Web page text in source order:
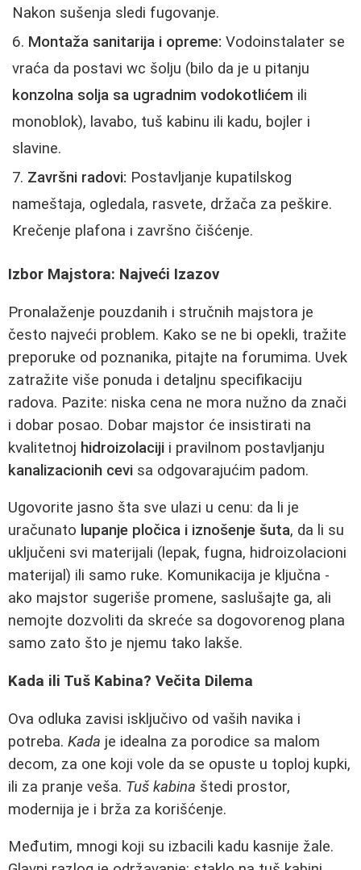
Nakon sušenja sledi fugovanje.
Montaža sanitarija i opreme: Vodoinstalater se
vraća da postavi wc šolju (bilo da je u pitanju
konzolna solja sa ugradnim vodokotlićem ili
monoblok), lavabo, tuš kabinu ili kadu, bojler i
slavine.
Završni radovi: Postavljanje kupatilskog
nameštaja, ogledala, rasvete, držača za peškire.
Krečenje plafona i završno čišćenje.
Izbor Majstora: Najveći Izazov
Pronalaženje pouzdanih i stručnih majstora je
često najveći problem. Kako se ne bi opekli, tražite
preporuke od poznanika, pitajte na forumima. Uvek
zatražite više ponuda i detaljnu specifikaciju
radova. Pazite: niska cena ne mora nužno da znači
i dobar posao. Dobar majstor će insistirati na
kvalitetnoj hidroizolaciji i pravilnom postavljanju
kanalizacionih cevi sa odgovarajućim padom.
Ugovorite jasno šta sve ulazi u cenu: da li je
uračunato lupanje pločica i iznošenje šuta, da li su
uključeni svi materijali (lepak, fugna, hidroizolacioni
materijal) ili samo ruke. Komunikacija je ključna -
ako majstor sugeriše promene, saslušajte ga, ali
nemojte dozvoliti da skreće sa dogovorenog plana
samo zato što je njemu tako lakše.
Kada ili Tuš Kabina? Večita Dilema
Ova odluka zavisi isključivo od vaših navika i
potreba. Kada je idealna za porodice sa malom
decom, za one koji vole da se opuste u toploj kupki,
ili za pranje veša. Tuš kabina štedi prostor,
modernija je i brža za korišćenje.
Međutim, mnogi koji su izbacili kadu kasnije žale.